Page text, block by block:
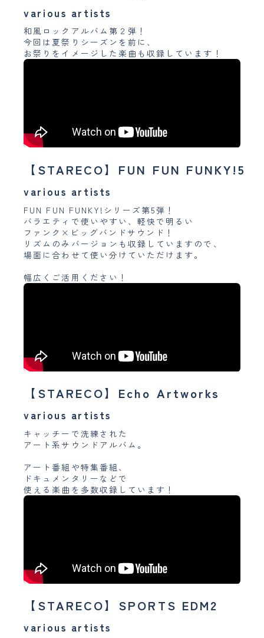
various artists
和風ロックアルバム第２弾！
今回は夏祭りシーズンを前に、
お祭りをイメージした楽曲も収録しています！
【STARECO】FUN FUN FUNKY!5
various artists
FUN FUN FUNKY!シリーズ第5弾！
バラエティで使いやすい、軽快で明るい
ファンク×ビッグバンドサウンド！
リズムのみバージョンも収録していますので、
場面に合わせて使い分けていただけます。
幅広くご活用ください！
【STARECO】Echo Artworks
various artists
キャッチーで洗練された
アート系サウンドアルバム。
アート番組や特集番組、
ドキュメンタリーなどで
使える楽曲を多数収録しています！
【STARECO】SPORTS EDM2
various artists